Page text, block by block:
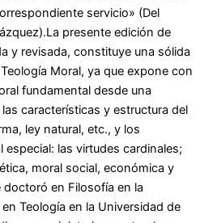
servicio» (Del
presente edición de
y revisada, constituye una sólida
Moral, ya que expone con
fundamental desde una
características y estructura del
ley natural, etc., y los
especial: las virtudes cardinales;
moral social, económica y
doctoró en Filosofía en la
Teología en la Universidad de